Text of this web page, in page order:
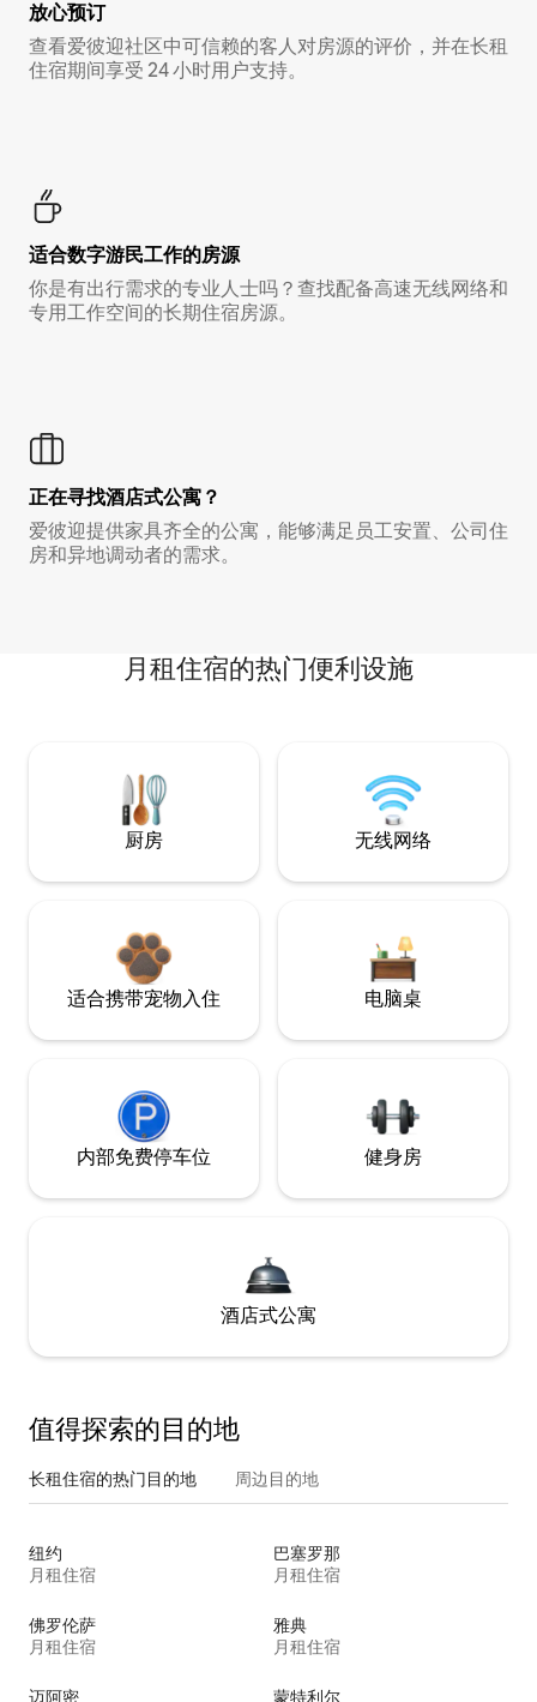
放心预订
查看爱彼迎社区中可信赖的客人对房源的评价，并在长租
住宿期间享受 24 小时用户支持。
适合数字游民工作的房源
你是有出行需求的专业人士吗？查找配备高速无线网络和
专用工作空间的长期住宿房源。
正在寻找酒店式公寓？
爱彼迎提供家具齐全的公寓，能够满足员工安置、公司住
房和异地调动者的需求。
月租住宿的热门便利设施
厨房 无线网络
适合携带宠物入住 电脑桌
内部免费停车位 健身房
酒店式公寓
值得探索的目的地
长租住宿的热门目的地 周边目的地
纽约
月租住宿
巴塞罗那
月租住宿
佛罗伦萨
月租住宿
雅典
月租住宿
迈阿密 蒙特利尔